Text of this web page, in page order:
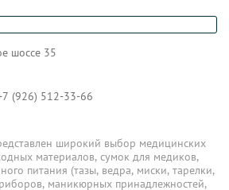
шоссе 35
(926) 512-33-66
широкий выбор медицинских
материалов, сумок для медиков,
питания (тазы, ведра, миски, тарелки,
маникюрных принадлежностей,